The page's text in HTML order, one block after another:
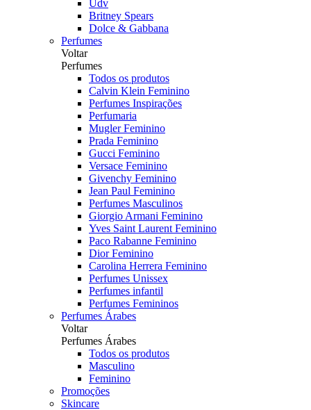
Udv
Britney Spears
Dolce & Gabbana
Perfumes
Voltar
Perfumes
Todos os produtos
Calvin Klein Feminino
Perfumes Inspirações
Perfumaria
Mugler Feminino
Prada Feminino
Gucci Feminino
Versace Feminino
Givenchy Feminino
Jean Paul Feminino
Perfumes Masculinos
Giorgio Armani Feminino
Yves Saint Laurent Feminino
Paco Rabanne Feminino
Dior Feminino
Carolina Herrera Feminino
Perfumes Unissex
Perfumes infantil
Perfumes Femininos
Perfumes Árabes
Voltar
Perfumes Árabes
Todos os produtos
Masculino
Feminino
Promoções
Skincare